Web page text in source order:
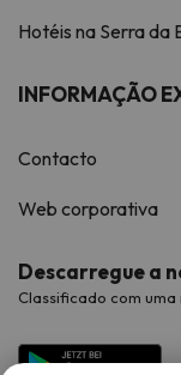
Hotéis na Serra da
INFORMAÇÃO
Contacto
Web corporativa
Descarregue a
Classificado com